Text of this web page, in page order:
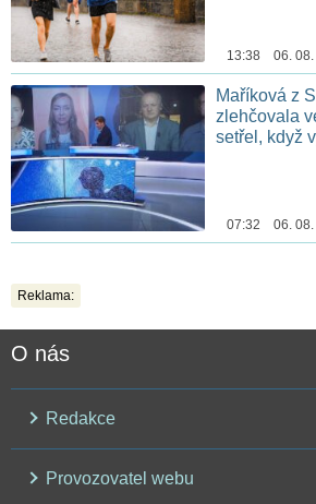
13:38 06. 08.
Maříková z
zlehčovala
setřel, když
07:32 06. 08.
Reklama:
O nás
Redakce
Provozovatel webu